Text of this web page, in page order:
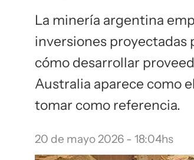
La minería argentina
inversiones proyectadas
cómo desarrollar
Australia aparece como
tomar como referencia.
20 de mayo 2026 - 18:04hs